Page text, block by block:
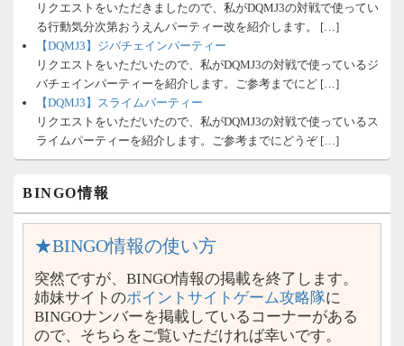
リクエストをいただきましたので、私がDQMJ3の対戦で使ってい
る行動気分次第おうえんパーティー改を紹介します。 […]
【DQMJ3】ジバチェインパーティー
リクエストをいただいたので、私がDQMJ3の対戦で使っているジ
バチェインパーティーを紹介します。ご参考までにど […]
【DQMJ3】スライムパーティー
リクエストをいただいたので、私がDQMJ3の対戦で使っているス
ライムパーティーを紹介します。ご参考までにどうぞ […]
BINGO情報
★BINGO情報の使い方
突然ですが、BINGO情報の掲載を終了します。
姉妹サイトのポイントサイトゲーム攻略隊に
BINGOナンバーを掲載しているコーナーがある
ので、そちらをご覧いただければ幸いです。